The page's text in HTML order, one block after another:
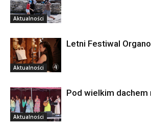
Aktualności
Aktualności
Letni Festiwal
Aktualności
Pod wielkim dachem